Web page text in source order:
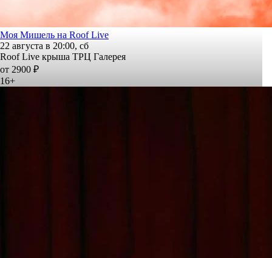
Моя Мишель на Roof Live
22 августа в 20:00, сб
Roof Live крыша ТРЦ Галерея
от 2900 ₽
16+